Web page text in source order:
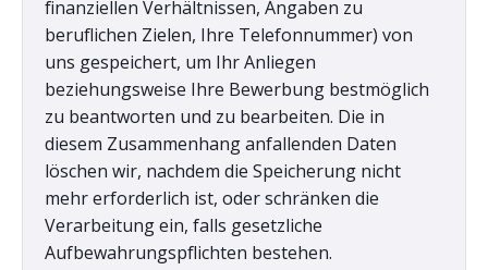
finanziellen Verhältnissen, Angaben zu
beruflichen Zielen, Ihre Telefonnummer) von
uns gespeichert, um Ihr Anliegen
beziehungsweise Ihre Bewerbung bestmöglich
zu beantworten und zu bearbeiten. Die in
diesem Zusammenhang anfallenden Daten
löschen wir, nachdem die Speicherung nicht
mehr erforderlich ist, oder schränken die
Verarbeitung ein, falls gesetzliche
Aufbewahrungspflichten bestehen.